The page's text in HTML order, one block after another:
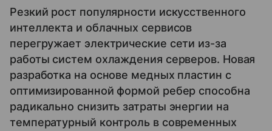
Резкий рост популярности искусственного
интеллекта и облачных сервисов
перегружает электрические сети из-за
работы систем охлаждения серверов. Новая
разработка на основе медных пластин с
оптимизированной формой ребер способна
радикально снизить затраты энергии на
температурный контроль в современных